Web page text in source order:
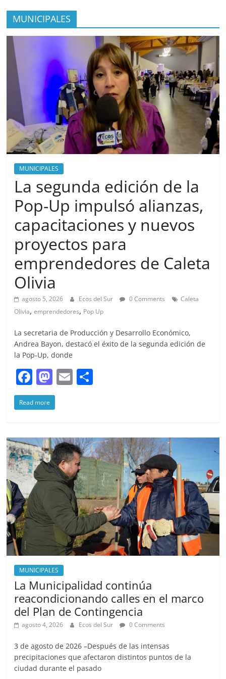
MUNICIPALES
MUNICIPALES
La segunda edición de la
Pop-Up impulsó alianzas,
capacitaciones y nuevos
proyectos para
emprendedores de Caleta
Olivia
agosto 5, 2026 Ecos del Sur 0 Comments
Caleta
Olivia,emprendedores, Pop Up
La secretaria de Producción y Desarrollo Económico,
Andrea Bayon, destacó el éxito de la segunda edición de
la Pop-Up, donde
F
a
c
b
o
o
k
M
a
st
d
o
n
E
Read more
MUNICIPALES
La Municipalidad continúa
reacondicionando calles en el marco
del Plan de Contingencia
agosto 4, 2026 Ecos del Sur 0 Comments
3 de agosto de 2026 –Después de las intensas
precipitaciones que afectaron distintos puntos de la
ciudad durante el pasado